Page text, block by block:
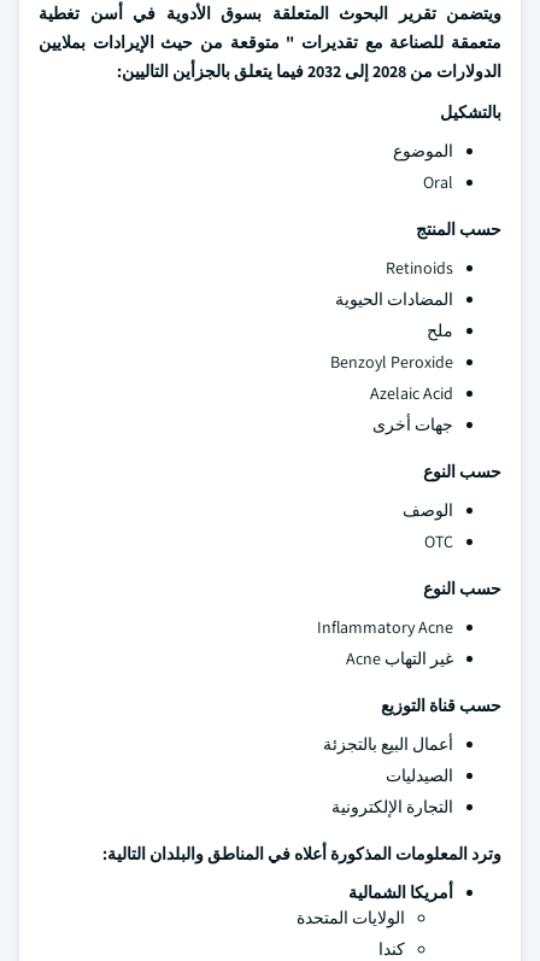
ويتضمن تقرير البحوث المتعلقة بسوق الأدوية في أسن تغطية
متعمقة للصناعة مع تقديرات " متوقعة من حيث الإيرادات بملايين
الدولارات من 2028 إلى 2032 فيما يتعلق بالجزأين التاليين:
بالتشكيل
الموضوع
Oral
حسب المنتج
Retinoids
المضادات الحيوية
ملح
Benzoyl Peroxide
Azelaic Acid
جهات أخرى
حسب النوع
الوصف
OTC
حسب النوع
Inflammatory Acne
غير التهاب Acne
حسب قناة التوزيع
أعمال البيع بالتجزئة
الصيدليات
التجارة الإلكترونية
وترد المعلومات المذكورة أعلاه في المناطق والبلدان التالية:
أمريكا الشمالية
الولايات المتحدة
كندا